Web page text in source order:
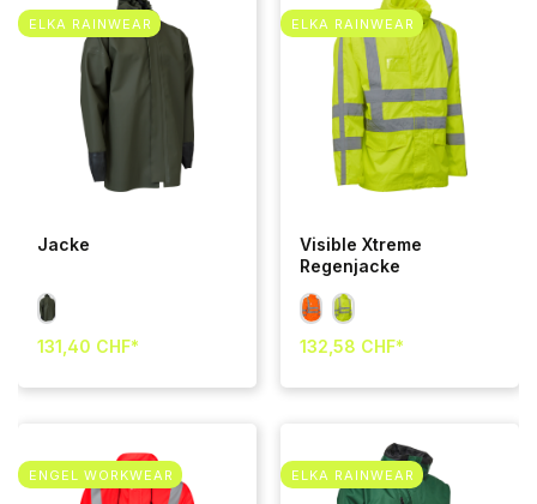
ELKA RAINWEAR
Jacke
131,40 CHF*
ELKA RAINWEAR
Visible Xtreme
Regenjacke
132,58 CHF*
ENGEL WORKWEAR ELKA RAINWEAR